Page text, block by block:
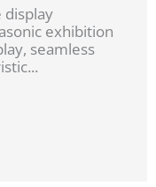
display
exhibition
seamless